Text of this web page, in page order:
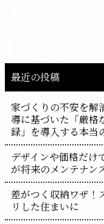
最近の投稿
家づくりの不安を解
導に基づいた「厳格
録」を導入する本当
デザインや価格だけ
が将来のメンテナン
差がつく収納ワザ！
リした住まいに